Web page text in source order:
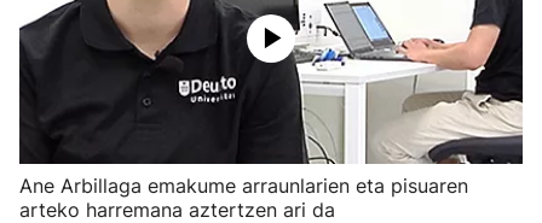
Herri-kirolak
Eskubaloia
Kirolak 360
Ane Arbillaga emakume arraunlarien eta pisuaren
arteko harremana aztertzen ari da